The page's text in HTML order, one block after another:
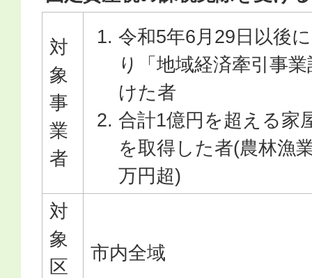
対
象
事
業
者
令和5年6月29日以後
り「地域経済牽引事
けた者
合計1億円を超える家
を取得した者(農林漁
万円超)
対
象
区
市内全域